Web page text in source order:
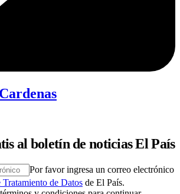
al boletín de noticias El País
Por favor ingresa un correo electrónico
de Datos de El País.